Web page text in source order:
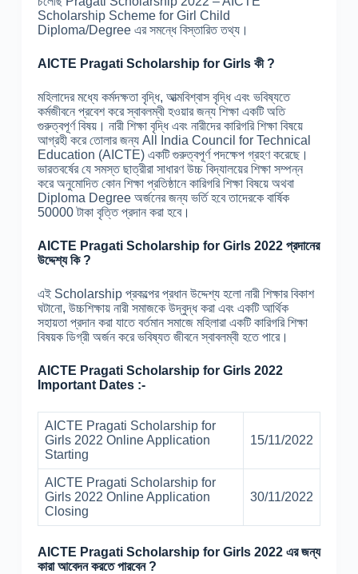
Scholarship Scheme for Girl Child
Diploma/Degree এর সমন্ধে বিস্তারিত তথ্য।
AICTE Pragati Scholarship for Girls কী ?
মহিলাদের মধ্যে কর্মদক্ষতা বৃদ্ধি, আত্মবিশ্বাস বৃদ্ধি এবং ভবিষ্যতে
কর্মজীবনে প্রবেশ করে স্বাবলম্বী হওয়ার জন্য শিক্ষা একটি অতি
গুরুত্বপূর্ণ বিষয়। নারী শিক্ষা বৃদ্ধি এবং নারীদের কারিগরি শিক্ষা বিষয়ে
আগ্রহী করে তোলার জন্য All India Council for Technical
Education (AICTE) একটি গুরুত্বপূর্ণ পদক্ষেপ গ্রহণ করেছে।
ভারতবর্ষের যে সমস্ত ছাত্রীরা সাধারণ উচ্চ বিদ্যালয়ের শিক্ষা সম্পন্ন
করে অনুমোদিত কোন শিক্ষা প্রতিষ্ঠানে কারিগরি শিক্ষা বিষয়ে অথবা
Diploma Degree অর্জনের জন্য ভর্তি হবে তাদেরকে বার্ষিক
50000 টাকা বৃত্তি প্রদান করা হবে।
AICTE Pragati Scholarship for Girls 2022 প্রদানের
উদ্দেশ্য কি ?
এই Scholarship প্রকল্পের প্রধান উদ্দেশ্য হলো নারী শিক্ষার বিকাশ
ঘটানো, উচ্চশিক্ষায় নারী সমাজকে উদ্বুদ্ধ করা এবং একটি আর্থিক
সহায়তা প্রদান করা যাতে বর্তমান সমাজে মহিলারা একটি কারিগরি শিক্ষা
বিষয়ক ডিগ্রী অর্জন করে ভবিষ্যত জীবনে স্বাবলম্বী হতে পারে।
AICTE Pragati Scholarship for Girls 2022
Important Dates :-
AICTE Pragati Scholarship for
Girls 2022 Online Application
Starting
15/11/2022
AICTE Pragati Scholarship for
Girls 2022 Online Application
Closing
30/11/2022
AICTE Pragati Scholarship for Girls 2022 এর জন্য
কারা আবেদন করতে পারবেন ?